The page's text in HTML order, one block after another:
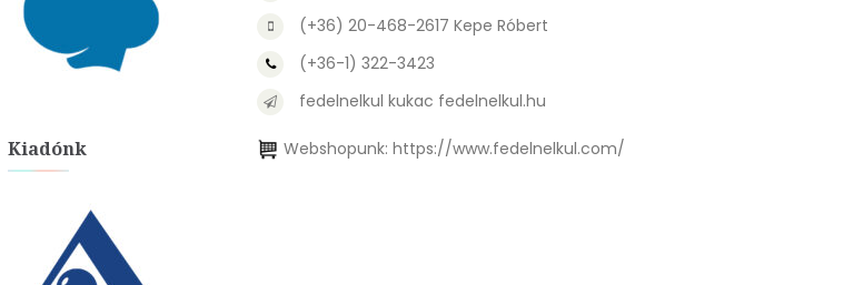
Kiadónk
(+36) 20-468-2617 Kepe Róbert
(+36-1) 322-3423
fedelnelkul kukac fedelnelkul.hu
Webshopunk: https://www.fedelnelkul.com/